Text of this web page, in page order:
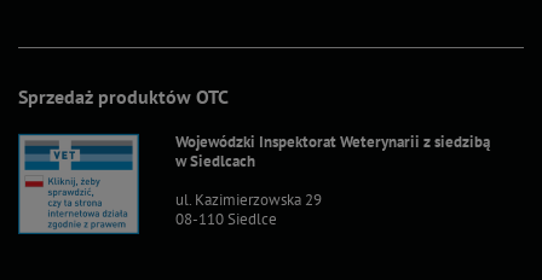
Sprzedaż produktów OTC
Wojewódzki Inspektorat Weterynarii z siedzibą
w Siedlcach
ul. Kazimierzowska 29
08-110 Siedlce